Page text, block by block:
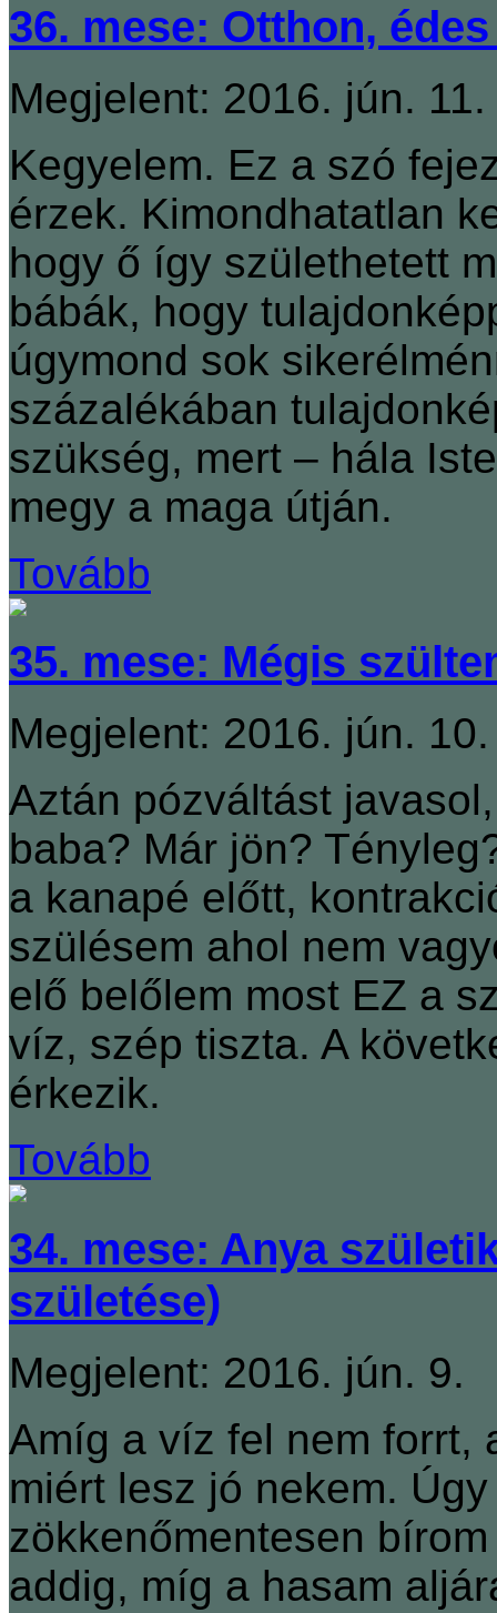
36. mese: Otthon,
Megjelent: 2016. jún. 11.
Kegyelem. Ez a szó
érzek. Kimondhatatlan
hogy ő így születhetett
bábák, hogy
úgymond sok
százalékában
szükség, mert – hála
megy a maga útján.
Tovább
35. mese: Mégis
Megjelent: 2016. jún. 10.
Aztán pózváltást
baba? Már jön?
a kanapé előtt,
szülésem ahol nem
elő belőlem most EZ a
víz, szép tiszta. A
érkezik.
Tovább
34. mese: Anya
születése)
Megjelent: 2016. jún. 9.
Amíg a víz fel nem forrt,
miért lesz jó nekem.
zökkenőmentesen
addig, míg a hasam